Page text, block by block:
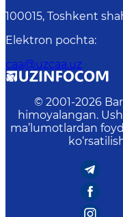
100015, Toshkent
Elektron pochta:
caa@uzcaa.uz
© 2001-2026
himoyalangan.
ma’lumotlardan